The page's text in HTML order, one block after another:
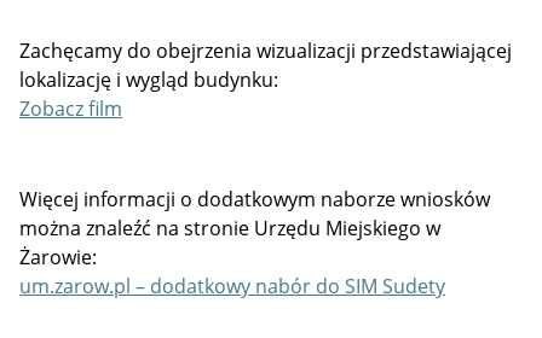
Zachęcamy do obejrzenia wizualizacji przedstawiającej
lokalizację i wygląd budynku:
Zobacz film
Więcej informacji o dodatkowym naborze wniosków
można znaleźć na stronie Urzędu Miejskiego w
Żarowie:
um.zarow.pl – dodatkowy nabór do SIM Sudety